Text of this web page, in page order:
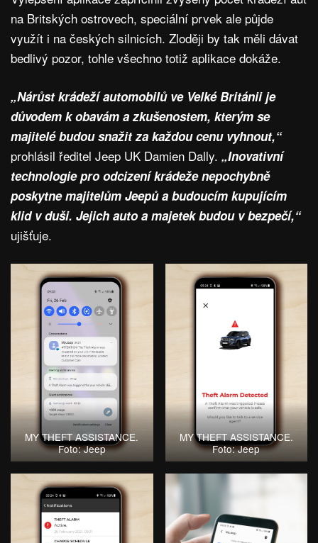
na Britských ostrovech, speciální prvek ale půjde
využít i na českých silnicích. Zloději by tak měli dávat
bedlivý pozor, tohle všechno totiž aplikace dokáže.
„Nárůst krádeží automobilů ve Velké Británii je
důvodem k obavám a zkušenostem, kterým se
majitelé budou snažit za každou cenu vyhnout,“
prohlásil ředitel Jeep UK Damien Dally. „Inovativní
technologie pro odcizení krádeže nepochybně
poskytne majitelům Jeepů a budoucím kupujícím
klid v duši. Jejich auto a majetek budou v bezpečí,“
ujišťuje.
MY THEFT ASSISTANCE.
Foto: Jeep
MY THEFT ASSISTANCE.
Foto: Jeep